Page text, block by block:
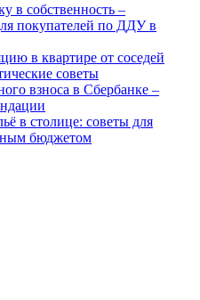
в собственность –
покупателей по ДДУ в
в квартире от соседей
советы
взноса в Сбербанке –
в столице: советы для
бюджетом